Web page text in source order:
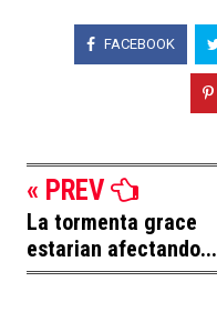
FACEBOOK
« PREV
La tormenta grace
estarian afectando...